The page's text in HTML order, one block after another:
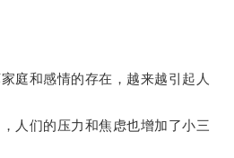
和感情的存在，越来越引起人
们的压力和焦虑也增加了小三